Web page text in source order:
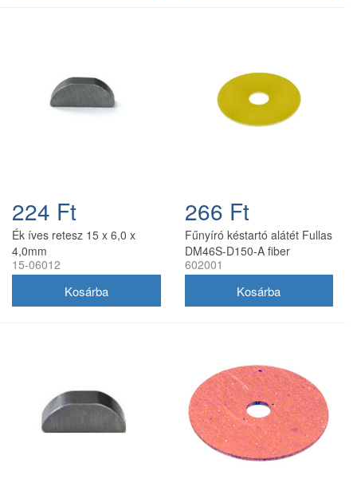
224 Ft
Ék íves retesz 15 x 6,0 x
4,0mm
15-06012
266 Ft
Fűnyíró késtartó alátét Fullas
DM46S-D150-A fiber
602001